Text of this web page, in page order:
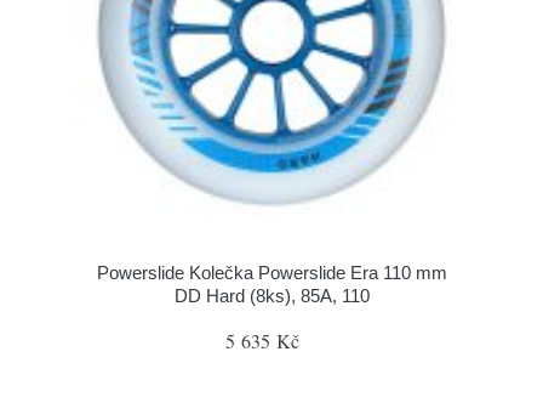
Powerslide Kolečka Powerslide Era 110 mm
DD Hard (8ks), 85A, 110
5 635 Kč